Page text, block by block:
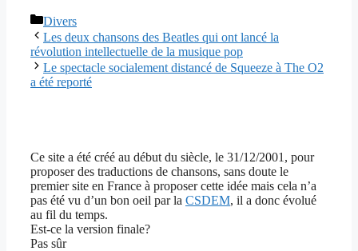
Catégories
Divers
Les deux chansons des Beatles qui ont lancé la
révolution intellectuelle de la musique pop
Le spectacle socialement distancé de Squeeze à The O2
a été reporté
Ce site a été créé au début du siècle, le 31/12/2001, pour
proposer des traductions de chansons, sans doute le
premier site en France à proposer cette idée mais cela n’a
pas été vu d’un bon oeil par la CSDEM, il a donc évolué
au fil du temps.
Est-ce la version finale?
Pas sûr